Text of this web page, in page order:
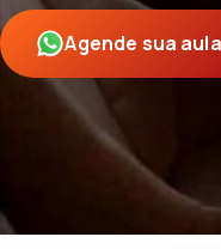
Agende sua aula